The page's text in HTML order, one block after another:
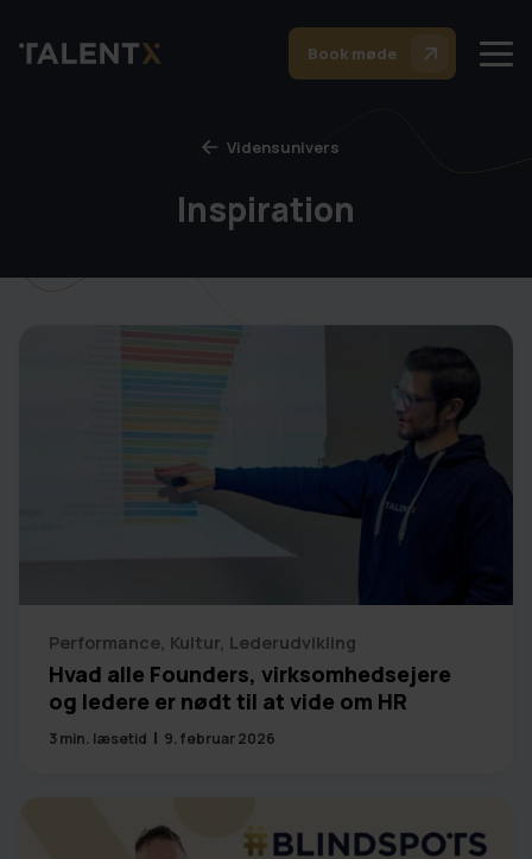
Book møde
Vidensunivers
Inspiration
Performance Kultur Lederudvikling
Hvad alle Founders, virksomhedsejere
og ledere er nødt til at vide om HR
3min. læsetid 9. februar 2026